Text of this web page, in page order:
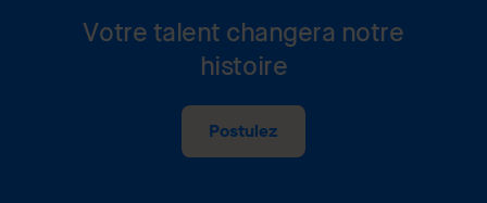
Votre talent changera notre
histoire
Postulez